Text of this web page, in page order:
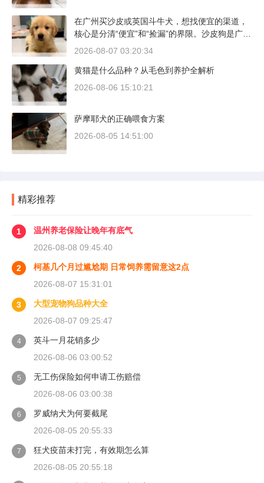
在广州买沙皮或英国斗牛犬，想找便宜的渠道，
核心是分清“便宜”和“捡漏”的界限。沙皮狗是广东
本地犬种，价格比北方城市有优势；英国斗牛犬
方和真实价格区间。
2026-08-07 03:20:34
黄猫是什么品种？从毛色到养护全解析
2026-08-06 15:10:21
萨摩耶犬的正确喂食方案
2026-08-05 14:51:00
精彩推荐
1
温州养老保险让晚年有底气
2026-08-08 09:45:40
2
柯基几个月过尴尬期 日常饲养需留意这2点
2026-08-07 15:31:01
3
大型宠物狗品种大全
2026-08-07 09:25:47
4
英斗一月花销多少
2026-08-06 03:00:52
5
无工伤保险如何申请工伤赔偿
2026-08-06 03:00:38
6
罗威纳犬为何要截尾
2026-08-05 20:55:33
7
狂犬疫苗未打完，有效期怎么算
2026-08-05 20:55:18